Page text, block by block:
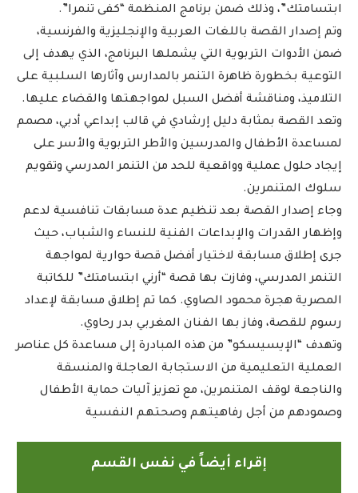
ابتسامتك”، وذلك ضمن برنامج المنظمة “كفى تنمرا”.
وتم إصدار القصة باللغات العربية والإنجليزية والفرنسية،
ضمن الأدوات التربوية التي يشملها البرنامج، الذي يهدف إلى
التوعية بخطورة ظاهرة التنمر بالمدارس وآثارها السلبية على
التلاميذ، ومناقشة أفضل السبل لمواجهتها والقضاء عليها.
وتعد القصة بمثابة دليل إرشادي في قالب إبداعي أدبي، مصمم
لمساعدة الأطفال والمدرسين والأطر التربوية والأسر على
إيجاد حلول عملية وواقعية للحد من التنمر المدرسي وتقويم
سلوك المتنمرين.
وجاء إصدار القصة بعد تنظيم عدة مسابقات تنافسية لدعم
وإظهار القدرات والإبداعات الفنية للنساء والشباب، حيث
جرى إطلاق مسابقة لاختيار أفضل قصة حوارية لمواجهة
التنمر المدرسي، وفازت بها قصة “أرني ابتسامتك” للكاتبة
المصرية هجرة محمود الصاوي. كما تم إطلاق مسابقة لإعداد
رسوم للقصة، وفاز بها الفنان المغربي بدر رحاوي.
وتهدف “الإيسيسكو” من هذه المبادرة إلى مساعدة كل عناصر
العملية التعليمية من الاستجابة العاجلة والمنسقة
والناجعة لوقف المتنمرين، مع تعزيز آليات حماية الأطفال
وصمودهم من أجل رفاهيتهم وصحتهم النفسية
إقراء أيضاً في نفس القسم